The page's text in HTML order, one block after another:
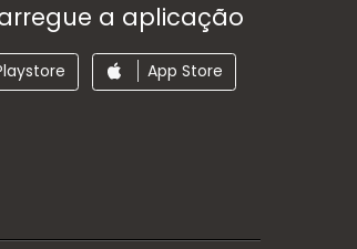
a aplicação
App Store